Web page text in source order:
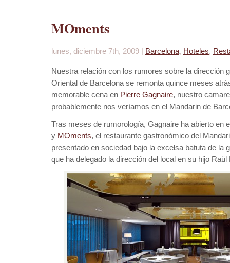
MOments
lunes, diciembre 7th, 2009 | Barcelona, Hoteles,
Nuestra relación con los rumores sobre la dirección
Oriental de Barcelona se remonta quince meses
memorable cena en Pierre Gagnaire, nuestro
probablemente nos veríamos en el Mandarin de
Tras meses de rumorología, Gagnaire ha abierto en
y MOments, el restaurante gastronómico del
presentado en sociedad bajo la excelsa batuta de la
que ha delegado la dirección del local en su hijo Raül